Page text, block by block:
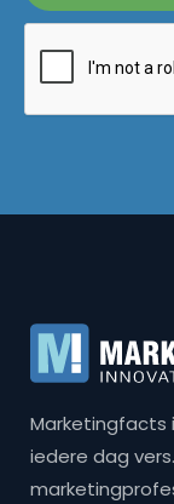
Marketingfacts
iedere dag